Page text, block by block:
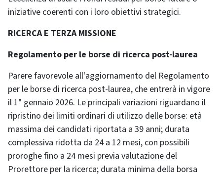
iniziative coerenti con i loro obiettivi strategici.
RICERCA E TERZA MISSIONE
Regolamento per le borse di ricerca post-laurea
Parere favorevole all'aggiornamento del Regolamento
per le borse di ricerca post-laurea, che entrerà in vigore
il 1° gennaio 2026. Le principali variazioni riguardano il
ripristino dei limiti ordinari di utilizzo delle borse: età
massima dei candidati riportata a 39 anni; durata
complessiva ridotta da 24 a 12 mesi, con possibili
proroghe fino a 24 mesi previa valutazione del
Prorettore per la ricerca; durata minima della borsa